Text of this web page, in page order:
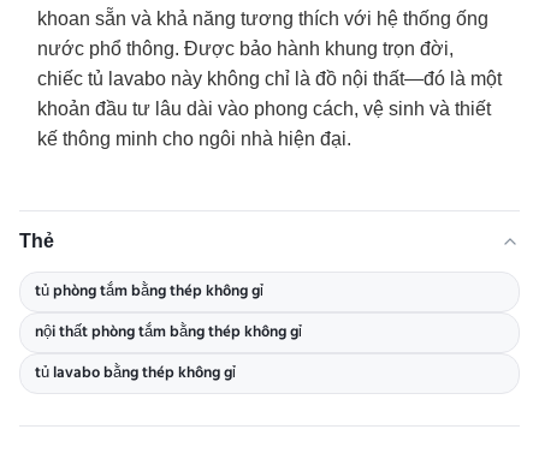
khoan sẵn và khả năng tương thích với hệ thống ống
nước phổ thông. Được bảo hành khung trọn đời,
chiếc tủ lavabo này không chỉ là đồ nội thất—đó là một
khoản đầu tư lâu dài vào phong cách, vệ sinh và thiết
kế thông minh cho ngôi nhà hiện đại.
Thẻ
tủ phòng tắm bằng thép không gỉ
nội thất phòng tắm bằng thép không gỉ
tủ lavabo bằng thép không gỉ